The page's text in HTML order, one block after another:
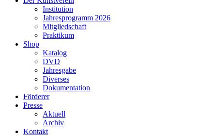
Institution
Jahresprogramm 2026
Mitgliedschaft
Praktikum
Shop
Katalog
DVD
Jahresgabe
Diverses
Dokumentation
Förderer
Presse
Aktuell
Archiv
Kontakt